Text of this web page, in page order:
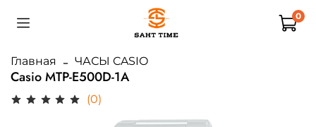
0
Главная ЧАСЫ CASIO
Casio MTP-E500D-1A
(0)